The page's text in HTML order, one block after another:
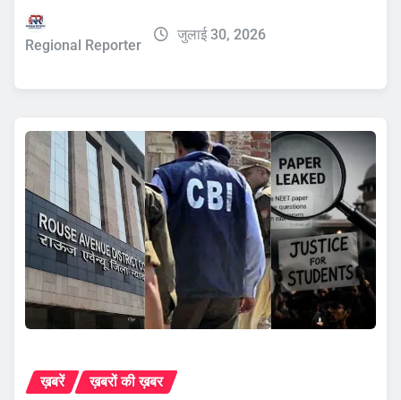
Regional Reporter
जुलाई 30, 2026
ख़बरें ख़बरों की ख़बर